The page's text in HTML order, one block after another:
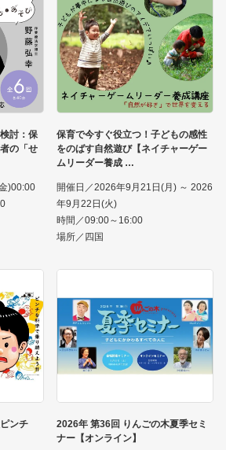
討：保
の「せ
)00:00
保育で今すぐ役立つ！子どもの感性
をのばす自然遊び【ネイチャーゲー
ムリーダー養成
開催日／2026年9月21日(月) ～ 2026
年9月22日(火)
時間／09:00～16:00
場所／四国
ンチ
2026年 第36回 りんごの木夏季セミ
ナー【オンライン】